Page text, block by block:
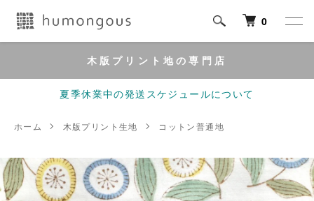
0
木版プリント地の専門店
夏季休業中の発送スケジュールについて
ホーム 木版プリント生地 コットン普通地